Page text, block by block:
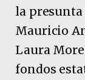
la presunta
Mauricio
Laura
fondos